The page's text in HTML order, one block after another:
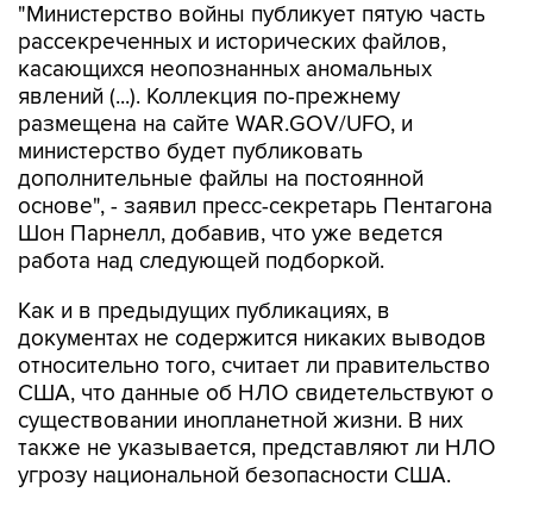
"Министерство войны публикует пятую часть
рассекреченных и исторических файлов,
касающихся неопознанных аномальных
явлений (...). Коллекция по-прежнему
размещена на сайте WAR.GOV/UFO, и
министерство будет публиковать
дополнительные файлы на постоянной
основе", - заявил пресс-секретарь Пентагона
Шон Парнелл, добавив, что уже ведется
работа над следующей подборкой.
Как и в предыдущих публикациях, в
документах не содержится никаких выводов
относительно того, считает ли правительство
США, что данные об НЛО свидетельствуют о
существовании инопланетной жизни. В них
также не указывается, представляют ли НЛО
угрозу национальной безопасности США.